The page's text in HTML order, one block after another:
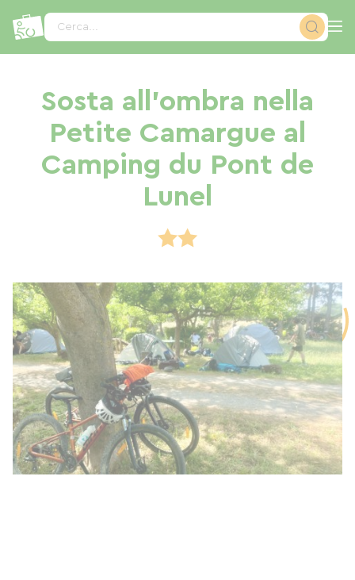
Cerca...
Sosta all'ombra nella
Petite Camargue al
Camping du Pont de
Lunel
Pannello di gestione dei cookies